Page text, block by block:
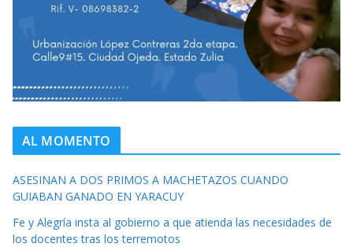
AL MOMENTO
ASESINAN A DOS PRIMOS A MACHETAZOS CUANDO
GUIABAN GANADO EN YARACUY
Fe y Alegría insta al gobierno a que atienda las necesidades de
los docentes tras los terremotos